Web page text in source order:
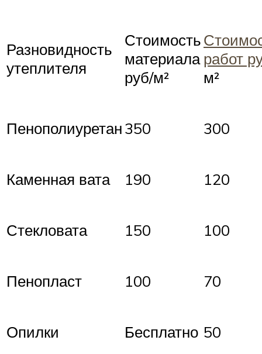
Разновидность
утеплителя
Стоимость
материала
руб/м²
работ
м²
Пенополиуретан350 300
Каменная вата 190 120
Стекловата 150 100
Пенопласт 100 70
Опилки Бесплатно 50